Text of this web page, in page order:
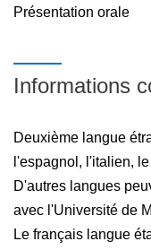
Présentation orale
Informations
Deuxième langue
l'espagnol, l'italien,
D'autres langues
avec l'Université de
Le français langue